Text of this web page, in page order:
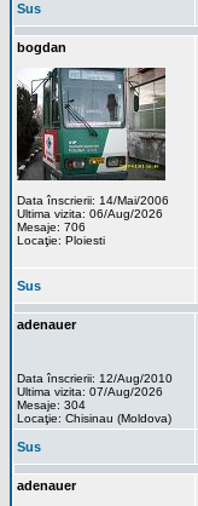
Sus
bogdan
Data înscrierii: 14/Mai/2006
Ultima vizita: 06/Aug/2026
Mesaje: 706
Locaţie: Ploiesti
Sus
adenauer
Data înscrierii: 12/Aug/2010
Ultima vizita: 07/Aug/2026
Mesaje: 304
Locaţie: Chisinau (Moldova)
Sus
adenauer